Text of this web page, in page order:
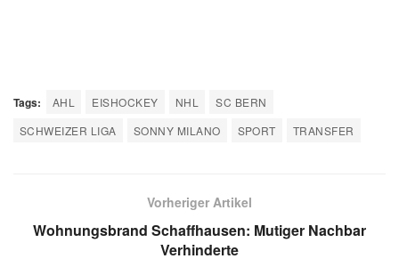
Tags: AHL EISHOCKEY NHL
SC BERN
SCHWEIZER LIGA
SONNY MILANO SPORT TRANSFER
Vorheriger Artikel
Wohnungsbrand Schaffhausen: Mutiger Nachbar
Verhinderte